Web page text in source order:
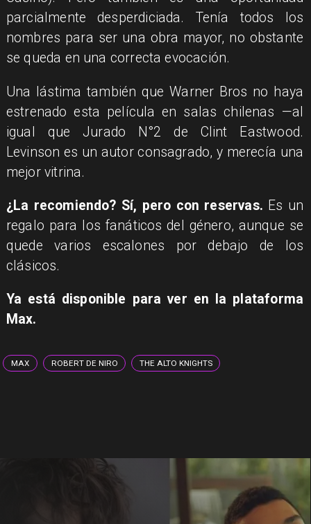
parcialmente desperdiciada. Tenía todos los
nombres para ser una obra mayor, no obstante
se queda en una correcta evocación.
Una lástima también que Warner Bros no haya
estrenado esta película en salas chilenas —al
igual que Jurado N°2 de Clint Eastwood.
Levinson es un autor consagrado, y merecía una
mejor vitrina.
¿La recomiendo? Sí, pero con reservas. Es un
regalo para los fanáticos del género, aunque se
quede varios escalones por debajo de los
clásicos.
Ya está disponible para ver en la plataforma
Max.
MAX ROBERT DE NIRO THE ALTO KNIGHTS